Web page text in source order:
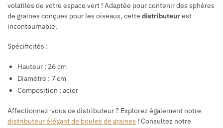
volatiles de votre espace vert ! Adaptée pour contenir des sphères
de graines conçues pour les oiseaux, cette distributeurest
incontournable.
Spécificités :
Hauteur : 26 cm
Diamètre : 7 cm
Composition : acier
Affectionnez-vous ce distributeur ? Explorez également notre
distributeur élégant de boules de graines ! Consultez notre